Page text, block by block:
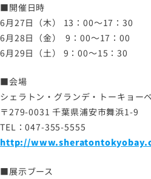
ソーシャルメディアポリシー
プライバシーポリシー
情報セキュリティポリシー
メールマガジン
■開催日時
6月27日（木） 13：00～17：30
6月28日（金） 9：00～17：00
6月29日（土） 9：00～15：30
■会場
シェラトン・グランデ・トーキョー
〒279-0031 千葉県浦安市舞浜1-9
TEL：047-355-5555
http://
■展示ブース